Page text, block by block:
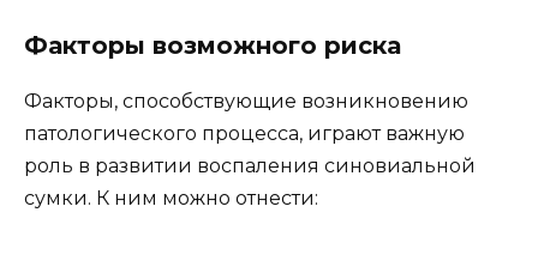
Факторы возможного риска
Факторы, способствующие возникновению
патологического процесса, играют важную
роль в развитии воспаления синовиальной
сумки. К ним можно отнести: